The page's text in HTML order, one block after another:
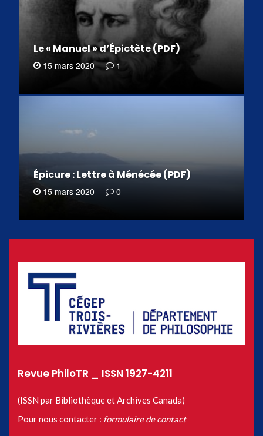
Le « Manuel » d’Épictète (PDF)
15 mars 2020 1
Épicure : Lettre à Ménécée (PDF)
15 mars 2020 0
Revue PhiloTR _ ISSN 1927-4211
(ISSN par Bibliothèque et Archives Canada)
Pour nous contacter : formulaire de contact